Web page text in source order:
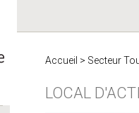
Accueil > Secteur
LOCAL